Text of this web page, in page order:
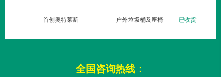
新款垃圾桶007三分类 已发货 首创奥特莱斯
全国咨询热线：